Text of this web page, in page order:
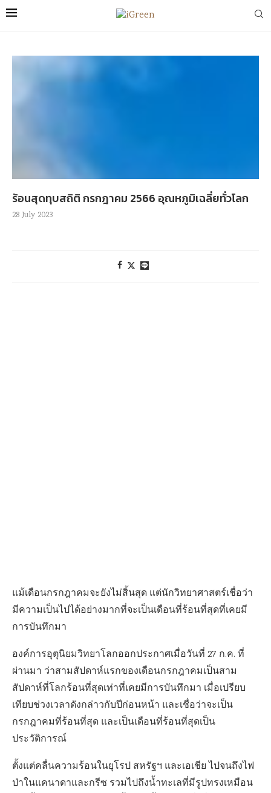
ร้อนสุดทุบสถิติ กรกฎาคม 2566 อุณหภูมิเฉลี่ยทั่วโลก
28 July 2023
แม้เดือนกรกฎาคมจะยังไม่สิ้นสุด แต่นักวิทยาศาสตร์เชื่อว่า
มีความเป็นไปได้อย่างมากที่จะเป็นเดือนที่ร้อนที่สุดที่เคยมี
การบันทึกมา
องค์การอุตุนิยมวิทยาโลกออกประกาศเมื่อวันที่ 27 ก.ค. ที่
ผ่านมา ว่าสามสัปดาห์แรกของเดือนกรกฎาคมเป็นสาม
สัปดาห์ที่โลกร้อนที่สุดเท่าที่เคยมีการบันทึกมา เมื่อเปรียบ
เทียบช่วงเวลาดังกล่าวกับปีก่อนหน้า และเชื่อว่าจะเป็น
กรกฎาคมที่ร้อนที่สุด และเป็นเดือนที่ร้อนที่สุดเป็น
ประวัติการณ์
ตั้งแต่คลื่นความร้อนในยุโรป สหรัฐฯ และเอเชีย ไปจนถึงไฟ
ป่าในแคนาดาและกรีซ รวมไปถึงน้ำทะเลที่มีรูปทรงเหมือน